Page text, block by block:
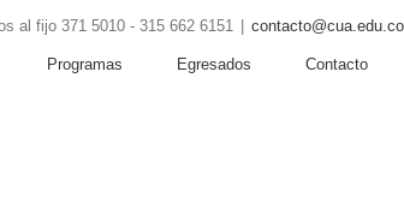
al fijo 371 5010 - 315 662 6151 contacto@cua.edu.co
Programas Egresados Contacto